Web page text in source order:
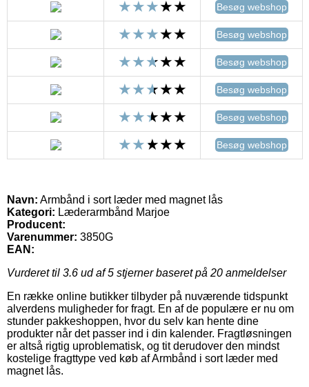
Besøg webshop
Besøg webshop
Besøg webshop
Besøg webshop
Besøg webshop
Besøg webshop
Navn: Armbånd i sort læder med magnet lås
Kategori: Læderarmbånd Marjoe
Producent:
Varenummer: 3850G
EAN:
Vurderet til 3.6 ud af 5 stjerner baseret på 20 anmeldelser
En række online butikker tilbyder på nuværende tidspunkt
alverdens muligheder for fragt. En af de populære er nu om
stunder pakkeshoppen, hvor du selv kan hente dine
produkter når det passer ind i din kalender. Fragtløsningen
er altså rigtig uproblematisk, og tit derudover den mindst
kostelige fragttype ved køb af Armbånd i sort læder med
magnet lås.